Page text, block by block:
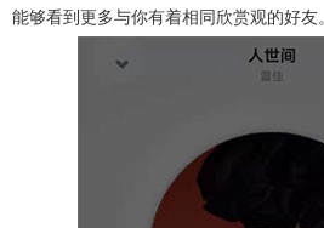
能够看到更多与你有着相同欣赏观的好友。